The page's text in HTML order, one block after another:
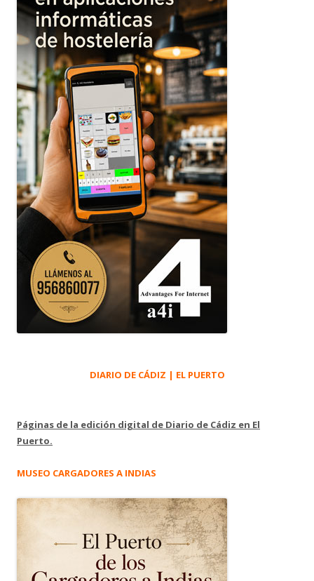
DIARIO DE CÁDIZ | EL PUERTO
Páginas de la edición digital de Diario de Cádiz en El
Puerto.
MUSEO CARGADORES A INDIAS